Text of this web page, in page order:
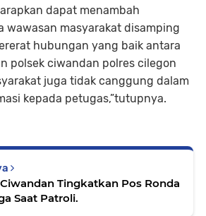
dapat menambah
wawasan masyarakat disamping
hubungan yang baik antara
polsek ciwandan polres cilegon
juga tidak canggung dalam
kepada petugas,”tutupnya.
Tingkatkan Pos Ronda
Saat Patroli.